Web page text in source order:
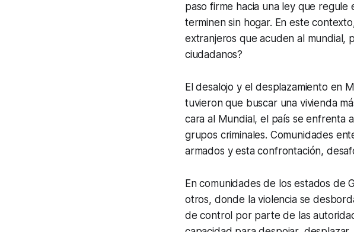
paso firme hacia una ley que
terminen sin hogar. En este
extranjeros que acuden al mundial,
ciudadanos?
El desalojo y el desplazamiento en
tuvieron que buscar una vivienda
cara al Mundial, el país se enfrenta
grupos criminales. Comunidades
armados y esta confrontación,
En comunidades de los estados de
otros, donde la violencia se
de control por parte de las